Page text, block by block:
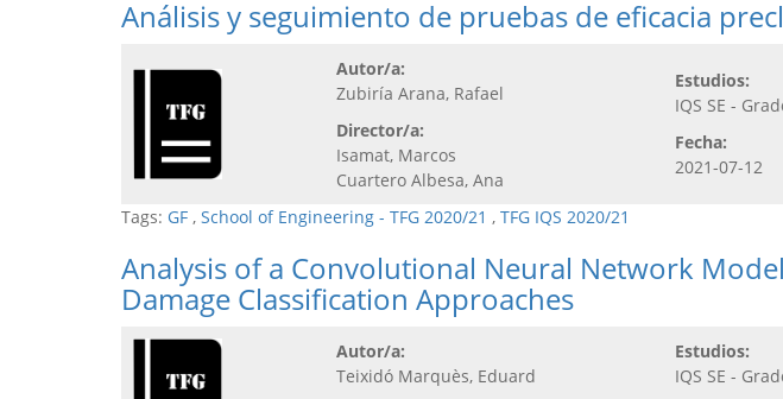
Análisis y seguimiento de pruebas de eficacia
Autor/a:
Zubiría Arana, Rafael
Director/a:
Isamat, Marcos
Cuartero Albesa, Ana
Estudios:
IQS SE -
Fecha:
2021-07-12
Tags: GF , School of Engineering - TFG 2020/21 , TFG IQS 2020/21
Analysis of a Convolutional Neural Network
Damage Classification Approaches
Autor/a:
Teixidó Marquès, Eduard
Estudios:
IQS SE -